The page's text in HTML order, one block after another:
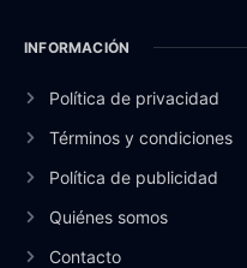
INFORMACIÓN
Política de privacidad
Términos y condiciones
Política de publicidad
Quiénes somos
Contacto